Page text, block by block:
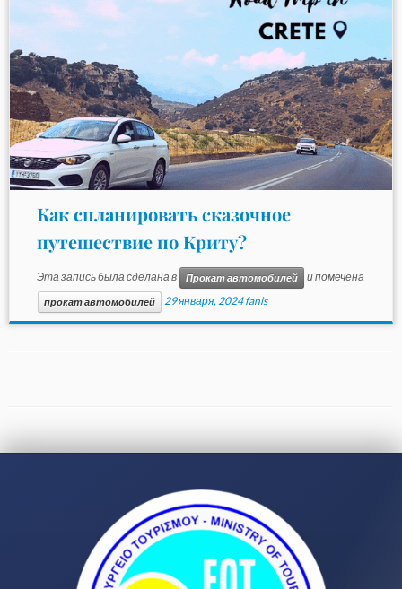
Как спланировать сказочное
путешествие по Криту?
Эта запись была сделана в Прокат автомобилей и помечена
прокат автомобилей 29 января, 2024 fanis